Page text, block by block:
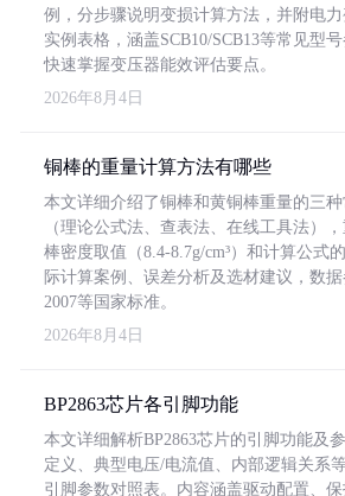
例，分步骤说明变损计算方法，并附电
实例表格，涵盖SCB10/SCB13等常见型
快速掌握变压器能效评估要点。
2026年8月4日
铜棒的重量计算方法有哪些
本文详细介绍了铜棒和黄铜棒重量的三
（理论公式法、查表法、在线工具法）
棒密度取值（8.4-8.7g/cm³）和计算公式
际计算案例、误差分析及选材建议，数据
2007等国家标准。
2026年8月4日
BP2863芯片各引脚功能
本文详细解析BP2863芯片的引脚功能及
定义、典型电压/电流值、内部逻辑关系
引脚参数对照表。内容涵盖驱动配置、